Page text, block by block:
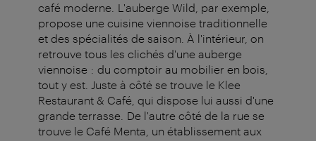
café moderne. L'auberge Wild, par exemple,
propose une cuisine viennoise traditionnelle
et des spécialités de saison. À l'intérieur, on
retrouve tous les clichés d'une auberge
viennoise : du comptoir au mobilier en bois,
tout y est. Juste à côté se trouve le Klee
Restaurant & Café, qui dispose lui aussi d'une
grande terrasse. De l'autre côté de la rue se
trouve le Café Menta, un établissement aux